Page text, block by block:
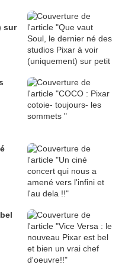
sur